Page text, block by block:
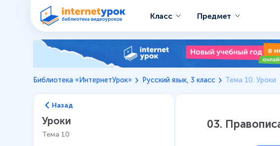
Класс Предмет
Библиотека «ИнтернетУрок» Русский язык, 3 класс Тема 10. Уроки
Назад
Уроки
Тема 10
03.